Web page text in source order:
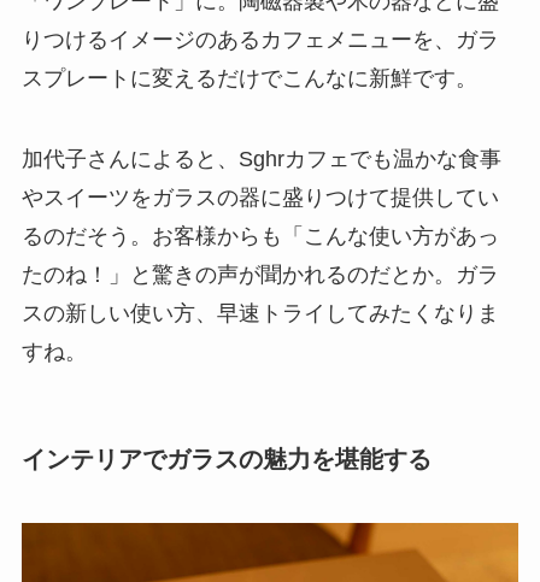
りつけるイメージのあるカフェメニューを、ガラ
スプレートに変えるだけでこんなに新鮮です。
加代子さんによると、Sghrカフェでも温かな食事
やスイーツをガラスの器に盛りつけて提供してい
るのだそう。お客様からも「こんな使い方があっ
たのね！」と驚きの声が聞かれるのだとか。ガラ
スの新しい使い方、早速トライしてみたくなりま
すね。
インテリアでガラスの魅力を堪能する